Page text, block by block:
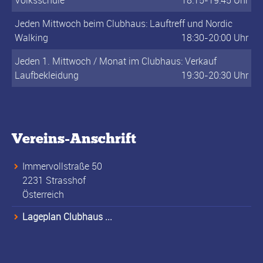
Jeden Mittwoch beim Clubhaus: Lauftreff und Nordic
Walking
18:30-20:00 Uhr
Jeden 1. Mittwoch / Monat im Clubhaus: Verkauf
Laufbekleidung
19:30-20:30 Uhr
Vereins-Anschrift
Immervollstraße 50
2231 Strasshof
Österreich
Lageplan Clubhaus ...